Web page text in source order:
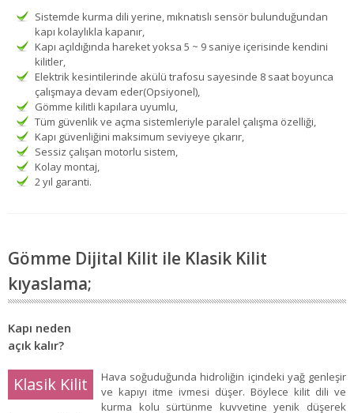
Sistemde kurma dili yerine, mıknatıslı sensör bulunduğundan
kapı kolaylıkla kapanır,
Kapı açıldığında hareket yoksa 5 ~ 9 saniye içerisinde kendini
kilitler,
Elektrik kesintilerinde akülü trafosu sayesinde 8 saat boyunca
çalışmaya devam eder(Opsiyonel),
Gömme kilitli kapılara uyumlu,
Tüm güvenlik ve açma sistemleriyle paralel çalışma özelliği,
Kapı güvenliğini maksimum seviyeye çıkarır,
Sessiz çalışan motorlu sistem,
Kolay montaj,
2 yıl garanti.
Gömme Dijital Kilit ile Klasik Kilit
kıyaslama;
Kapı neden
açık kalır?
Klasik Kilit
Hava soğuduğunda hidroliğin içindeki yağ genleşir
ve kapıyı itme ivmesi düşer. Böylece kilit dili ve
kurma kolu sürtünme kuvvetine yenik düşerek